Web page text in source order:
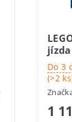
Do 3
(>2
1